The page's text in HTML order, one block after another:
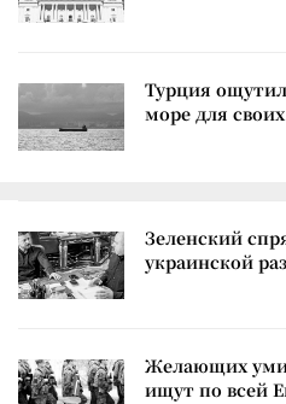
Турция
море для
Зеленский
украинской
Желающих
ищут по всей